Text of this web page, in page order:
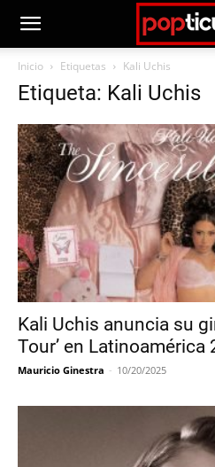
Inicio Etiquetas Kali Uchis
Etiqueta: Kali Uchis
Kali Uchis anuncia su
Tour’ en Latinoamérica
Mauricio Ginestra - 10/20/2025